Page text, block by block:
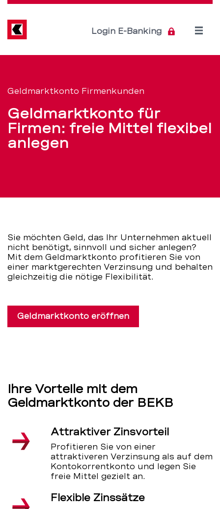
für
Firmen:
freie
Mittel
anlegen
BEKB
Direkt
Inhalt
Login E-Banking
Open
Geldmarktkonto Firmenkunden
Geldmarktkonto für
Firmen: freie Mittel flexibel
anlegen
Sie möchten Geld, das Ihr Unternehmen aktuell
nicht benötigt, sinnvoll und sicher anlegen?
Mit dem Geldmarktkonto profitieren Sie von
einer marktgerechten Verzinsung und behalten
gleichzeitig die nötige Flexibilität.
Geldmarktkonto eröffnen
Ihre Vorteile mit dem
Geldmarktkonto der BEKB
Attraktiver Zinsvorteil
Profitieren Sie von einer
attraktiveren Verzinsung als auf dem
Kontokorrentkonto und legen Sie
freie Mittel gezielt an.
Flexible Zinssätze